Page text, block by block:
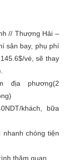
// Thượng Hải –
sân bay, phụ phí
vé, sẽ thay
địa phương(2
khách, bữa
chóng tiện
thăm quan.